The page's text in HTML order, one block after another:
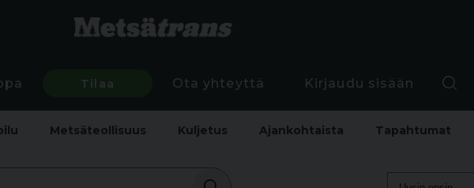
Tilaa Ota yhteyttä Kirjaudu sisään
Metsäteollisuus Kuljetus Ajankohtaista Tapahtumat